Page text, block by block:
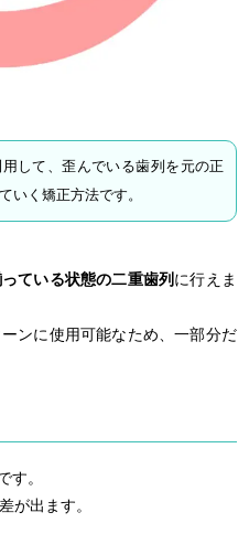
して、歪んでいる歯列を元の正
いく矯正方法です。
ている状態の二重歯列 に行えま
ンに使用可能なため、一部分だ
す。
が出ます。